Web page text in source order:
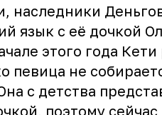
наследники
язык с её дочкой
этого года
певица не
с детства
поэтому сейчас